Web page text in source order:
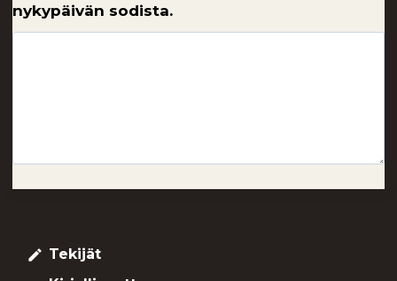
nykypäivän sodista.
create Tekijät